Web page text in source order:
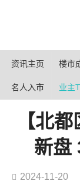
资讯主页 楼市
名人入市 业主
【北
新盘
2024-11-20